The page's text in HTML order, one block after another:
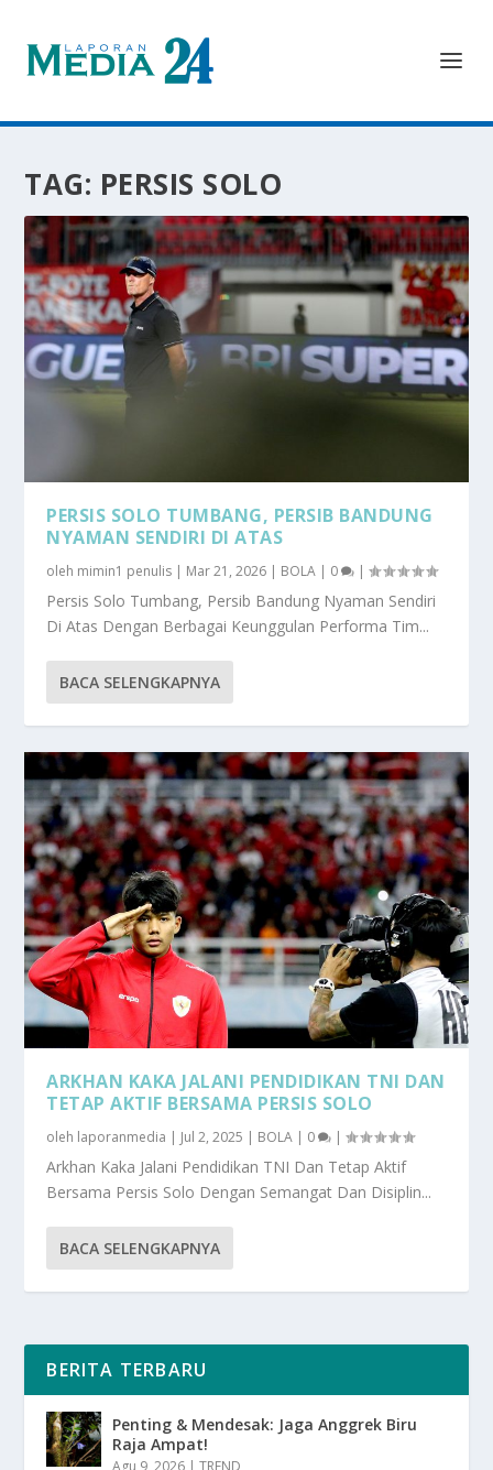
TAG: PERSIS SOLO
PERSIS SOLO TUMBANG, PERSIB BANDUNG
NYAMAN SENDIRI DI ATAS
oleh mimin1 penulis | Mar 21, 2026 | BOLA | 0 |
Persis Solo Tumbang, Persib Bandung Nyaman Sendiri
Di Atas Dengan Berbagai Keunggulan Performa Tim...
BACA SELENGKAPNYA
ARKHAN KAKA JALANI PENDIDIKAN TNI DAN
TETAP AKTIF BERSAMA PERSIS SOLO
oleh laporanmedia | Jul 2, 2025 | BOLA | 0 |
Arkhan Kaka Jalani Pendidikan TNI Dan Tetap Aktif
Bersama Persis Solo Dengan Semangat Dan Disiplin...
BACA SELENGKAPNYA
BERITA TERBARU
Penting & Mendesak: Jaga Anggrek Biru
Raja Ampat!
Agu 9, 2026 |TREND